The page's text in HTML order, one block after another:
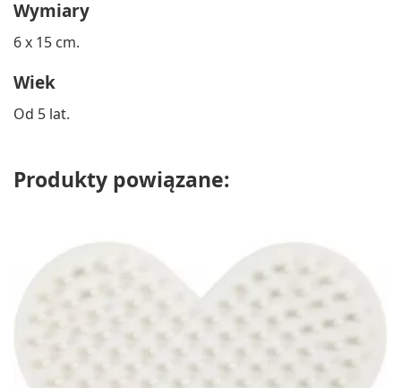
Wymiary
6 x 15 cm.
Wiek
Od 5 lat.
Produkty powiązane: